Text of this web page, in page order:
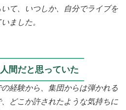
て、いつしか、自分でライブを
ました。
間だと思っていた
経験から、集団からは弾かれる
どこか許されたような気持ちに